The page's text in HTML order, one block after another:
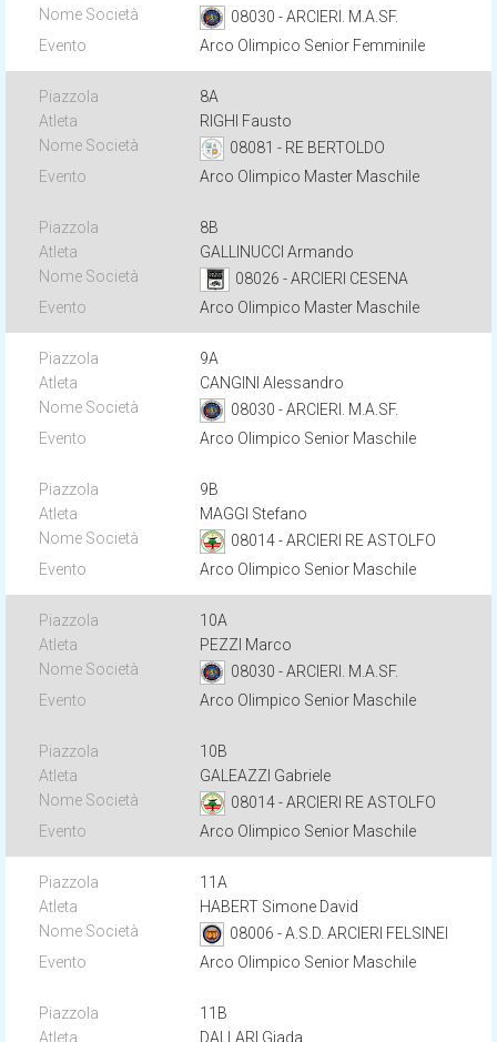
08030 - ARCIERI. M.A.SF.
Arco Olimpico Senior Femminile
8A
RIGHI Fausto
08081 - RE BERTOLDO
Arco Olimpico Master Maschile
8B
GALLINUCCI Armando
08026 - ARCIERI CESENA
Arco Olimpico Master Maschile
9A
CANGINI Alessandro
08030 - ARCIERI. M.A.SF.
Arco Olimpico Senior Maschile
9B
MAGGI Stefano
08014 - ARCIERI RE ASTOLFO
Arco Olimpico Senior Maschile
10A
PEZZI Marco
08030 - ARCIERI. M.A.SF.
Arco Olimpico Senior Maschile
10B
GALEAZZI Gabriele
08014 - ARCIERI RE ASTOLFO
Arco Olimpico Senior Maschile
11A
HABERT Simone David
08006 - A.S.D. ARCIERI FELSINEI
Arco Olimpico Senior Maschile
11B
DALLARI Giada